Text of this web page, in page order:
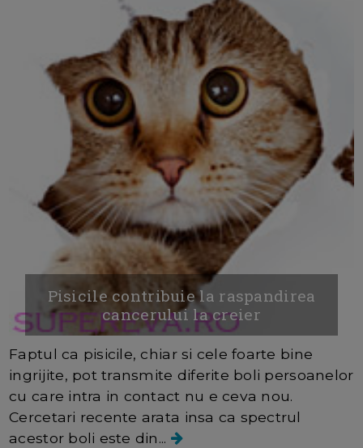
Pisicile contribuie la raspandirea
cancerului la creier
Faptul ca pisicile, chiar si cele foarte bine
ingrijite, pot transmite diferite boli persoanelor
cu care intra in contact nu e ceva nou.
Cercetari recente arata insa ca spectrul
acestor boli este din...